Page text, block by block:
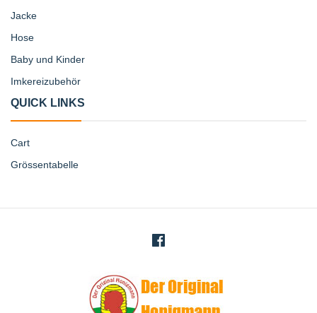
Jacke
Hose
Baby und Kinder
Imkereizubehör
QUICK LINKS
Cart
Grössentabelle